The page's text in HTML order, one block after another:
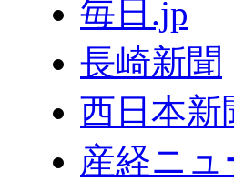
毎日.jp
長崎新聞
西日本新
産経ニュ